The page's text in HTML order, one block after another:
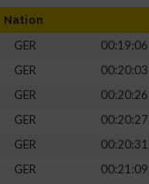
Nation
GER
00:19:06
GER
00:20:03
GER
00:20:26
GER
00:20:27
GER
00:20:31
GER
00:21:09